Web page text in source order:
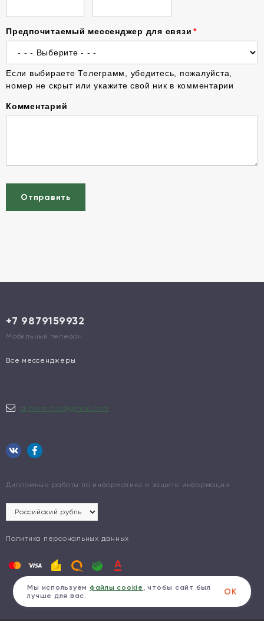
Предпочитаемый мессенджер для связи
Если выбираете Телеграмм, убедитесь, пожалуйста,
номер не скрыт или укажите свой ник в комментарии
Комментарий
Отправить
+7 9879159932
Мобильный телефон
Все мессенджеры
diplom.it.ru@gmail.com
Дипломные работы по информатике и защите информации
Политика персональных данных
Мы используем файлы cookie , чтобы сайт был
лучше для вас.
ОК